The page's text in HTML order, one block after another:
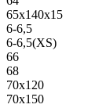
65х140х15
6-6,5
6-6,5(XS)
66
68
70х120
70х150